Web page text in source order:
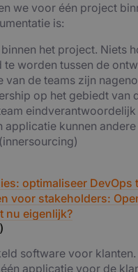
we voor één project
is:
het project. Niets
te worden tussen de
van de teams zijn
op het gebiedt van
applicatie kunnen
optimaliseer DevOps
voor stakeholders:
nu eigenlijk?
software voor klanten.
applicatie voor de